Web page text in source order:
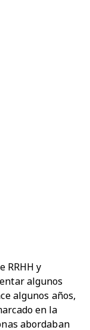
RRHH y
algunos
algunos años,
en la
abordaban